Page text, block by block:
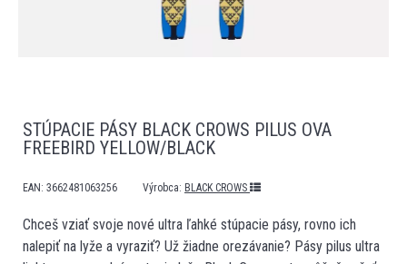
STÚPACIE PÁSY BLACK CROWS PILUS OVA
FREEBIRD YELLOW/BLACK
EAN: 3662481063256 Výrobca: BLACK CROWS
Chceš vziať svoje nové ultra ľahké stúpacie pásy, rovno ich
nalepiť na lyže a vyraziť? Už žiadne orezávanie? Pásy pilus ultra